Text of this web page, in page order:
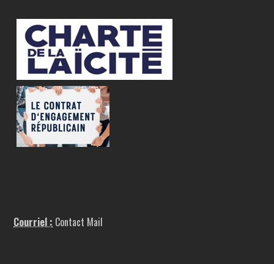
Courriel : Contact Mail